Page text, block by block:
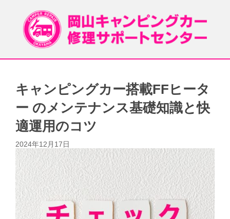
キャンピングカー搭載FFヒータ
ー のメンテナンス基礎知識と快
適運用のコツ
2024年12月17日